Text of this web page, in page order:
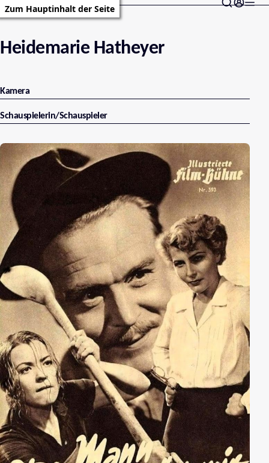
Zum Hauptinhalt der Seite
Heidemarie Hatheyer
Kamera
Schauspielerin/Schauspieler